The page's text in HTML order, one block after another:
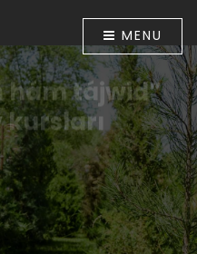
MENU
hám tájwid”
kursları